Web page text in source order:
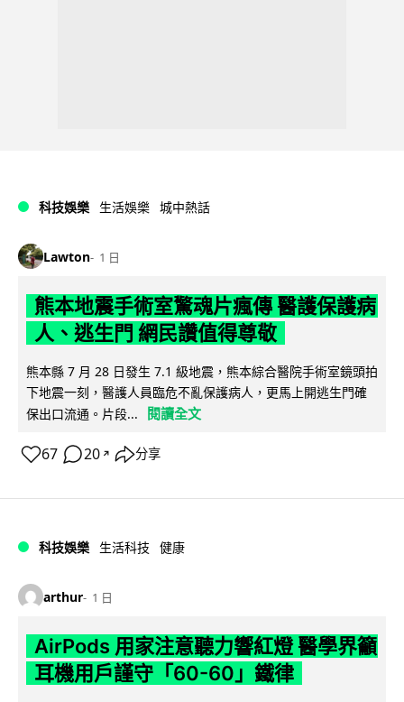
科技娛樂 生活娛樂 城中熱話
Lawton 1 日
熊本地震手術室驚魂片瘋傳 醫護保護病
人、逃生門 網民讚值得尊敬
熊本縣 7 月 28 日發生 7.1 級地震，熊本綜合醫院手術室鏡頭拍
下地震一刻，醫護人員臨危不亂保護病人，更馬上開逃生門確
保出口流通。片段...
閱讀全文
67 20 ↗ 分享
科技娛樂 生活科技 健康
arthur 1 日
AirPods 用家注意聽力響紅燈 醫學界籲
耳機用戶謹守「60-60」鐵律